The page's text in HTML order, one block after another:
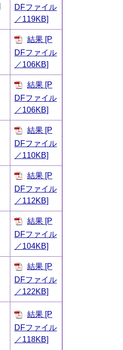
DFファイル
／119KB]
結果 [P
DFファイル
／106KB]
結果 [P
DFファイル
／106KB]
結果 [P
DFファイル
／110KB]
結果 [P
DFファイル
／112KB]
結果 [P
DFファイル
／104KB]
結果 [P
DFファイル
／122KB]
結果 [P
DFファイル
／118KB]